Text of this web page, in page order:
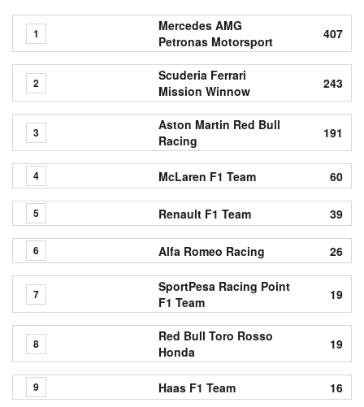
1
Mercedes AMG
Petronas Motorsport
407
2
Scuderia Ferrari
Mission Winnow
243
3
Aston Martin Red Bull
Racing
191
4 McLaren F1 Team 60
5 Renault F1 Team 39
6 Alfa Romeo Racing 26
7
SportPesa Racing Point
F1 Team
19
8
Red Bull Toro Rosso
Honda
19
9 Haas F1 Team 16